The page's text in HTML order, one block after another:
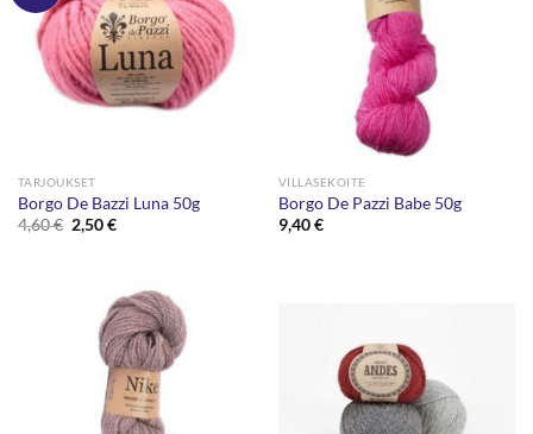
TARJOUKSET
Borgo De Bazzi Luna 50g
4,60€ Alkuperäinen
hinta
2,50€Nykyinen
VILLASEKOITE
Borgo De Pazzi Babe 50g
9,40€